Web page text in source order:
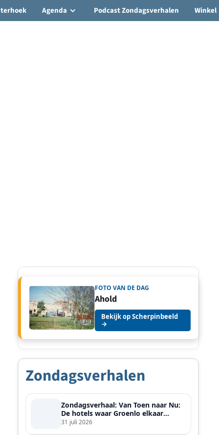
Agenda Podcast Zondagsverhalen Winkel
FOTO VAN DE DAG
Ahold
Bekijk op Scherpinbeeld
→
Zondagsverhalen
Zondagsverhaal: Van Toen naar Nu:
De hotels waar Groenlo elkaar
ontmoette
31 juli 2026